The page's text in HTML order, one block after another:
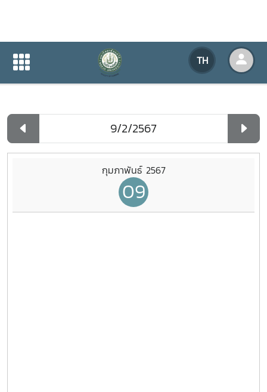
TH
ปฏิทินกิจกรรมของหน่วยงาน
ปฏิทินกิจกรรมของหน่วยงาน
กุมภาพันธ์ 2567
09